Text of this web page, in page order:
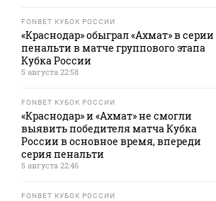
FONBET КУБОК РОССИИ
«Краснодар» обыграл «Ахмат» в серии
пенальти в матче группового этапа
Кубка России
5 августа 22:58
FONBET КУБОК РОССИИ
«Краснодар» и «Ахмат» не смогли
выявить победителя матча Кубка
России в основное время, впереди
серия пенальти
5 августа 22:46
FONBET КУБОК РОССИИ